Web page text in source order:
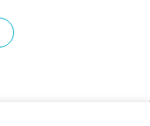
l'ami de nos tout-